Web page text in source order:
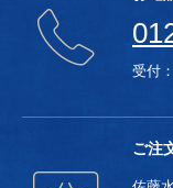
受付
ご注